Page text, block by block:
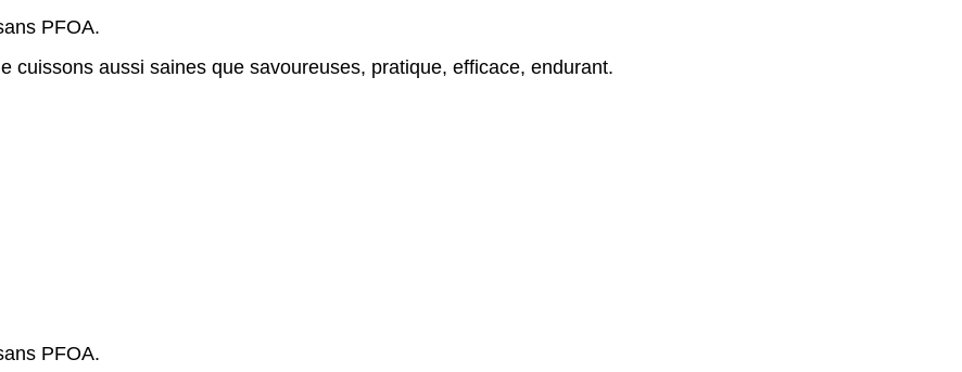
PFOA.
cuissons aussi saines que savoureuses, pratique, efficace, endurant.
PFOA.